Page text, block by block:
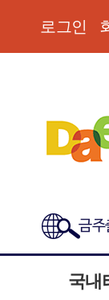
로그인
금주
국내